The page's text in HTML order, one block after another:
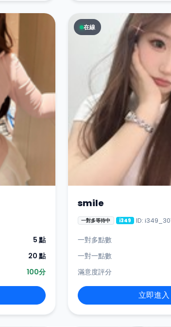
5 點
20 點
100分
在線
smile
一對多等待中 i349 ID:
一對多點數
一對一點數
滿意度評分
立即進入